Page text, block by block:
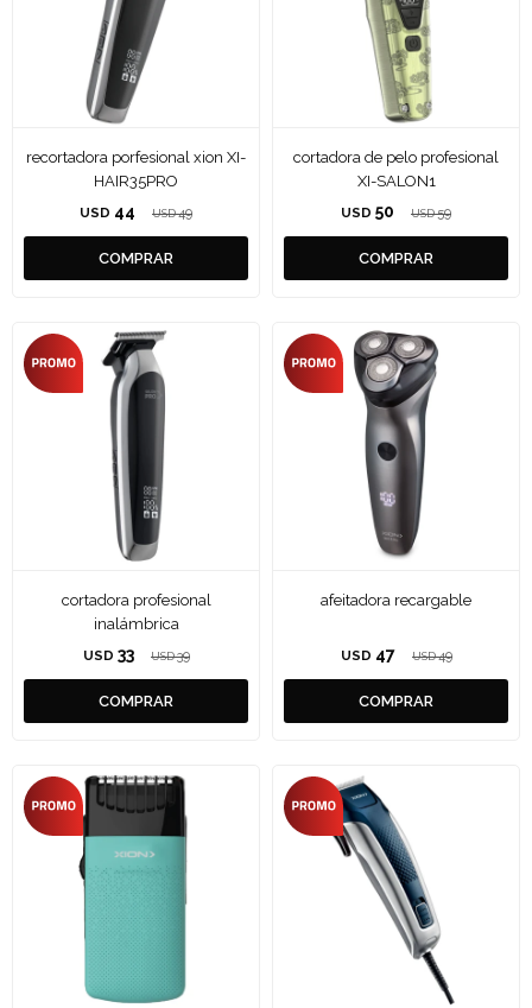
recortadora porfesional xion XI-
HAIR35PRO
USD 44 USD 49
cortadora de pelo profesional
XI-SALON1
USD 50 USD 59
cortadora profesional
inalámbrica
USD 33 USD 39
afeitadora recargable
USD 47 USD 49